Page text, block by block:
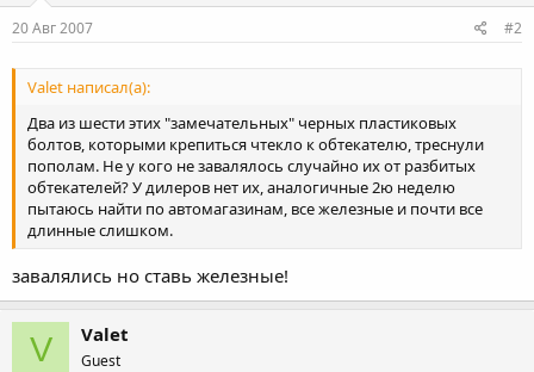
20 Авг 2007 #2
Valet написал(а):
Два из шести этих "замечательных" черных пластиковых
болтов, которыми крепиться чтекло к обтекателю, треснули
пополам. Не у кого не завалялось случайно их от разбитых
обтекателей? У дилеров нет их, аналогичные 2ю неделю
пытаюсь найти по автомагазинам, все железные и почти все
длинные слишком.
завалялись но ставь железные!
V Valet
Guest